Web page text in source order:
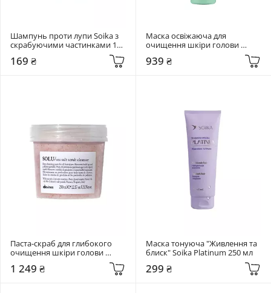
Шампунь проти лупи Soika з
скрабуючими частинками 150
169 ₴
Маска освіжаюча для
очищення шкіри голови
Dr.FORHAIR Phyto Fresh Scalp
Scaler 200 мл
939 ₴
Паста-скраб для глибокого
очищення шкіри голови
Davines SOLU sea salt scrub
cleanser 250 мл
1 249 ₴
Маска тонуюча "Живлення та
блиск" Soika Platinum 250 мл
299 ₴